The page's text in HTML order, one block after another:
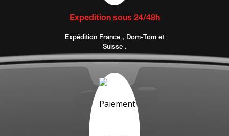
Expedition sous 24/48h
Expédition France , Dom-Tom et
Suisse .